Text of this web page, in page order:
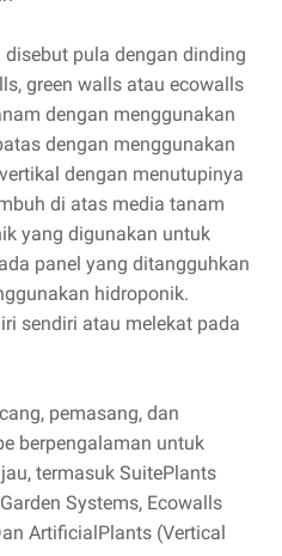
pula dengan dinding
green walls atau ecowalls
dengan menggunakan
dengan menggunakan
dengan menutupinya
di atas media tanam
yang digunakan untuk
panel yang ditangguhkan
hidroponik.
sendiri atau melekat pada
pemasang, dan
berpengalaman untuk
termasuk SuitePlants
Systems, Ecowalls
ArtificialPlants (Vertical